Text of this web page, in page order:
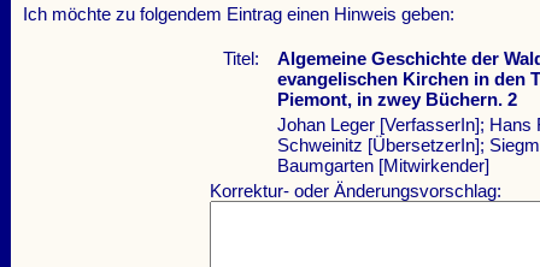
Ich möchte zu folgendem Eintrag einen Hinweis geben:
Titel:
Algemeine Geschichte der
evangelischen Kirchen in den
Piemont, in zwey Büchern. 2
Johan Leger [VerfasserIn]; Hans
Schweinitz [ÜbersetzerIn];
Baumgarten [Mitwirkender]
Korrektur- oder Änderungsvorschlag: